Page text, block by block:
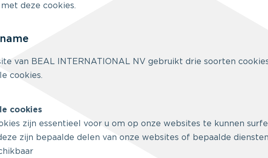
deze cookies.
van BEAL INTERNATIONAL NV gebruikt drie soorten
cookies.
cookies
zijn essentieel voor u om op onze websites te kunnen
zijn bepaalde delen van onze websites of bepaalde diensten